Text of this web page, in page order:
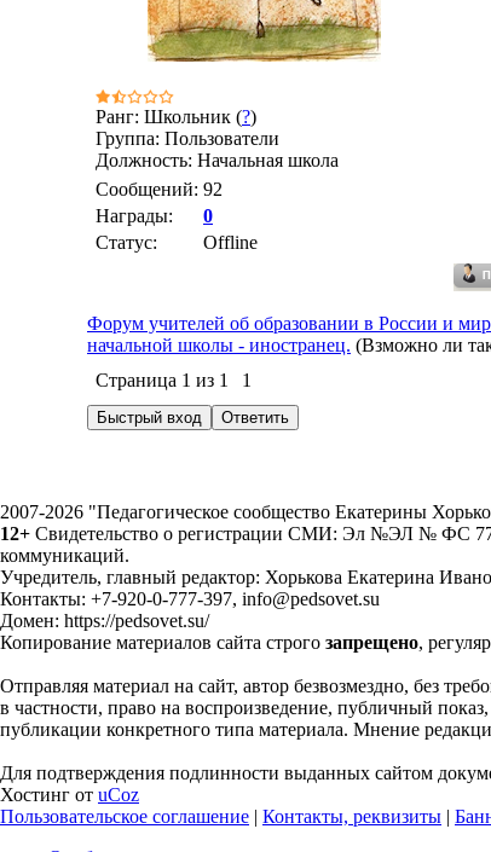
Ранг: Школьник (?)
Группа: Пользователи
Должность: Начальная школа
Сообщений: 92
Награды:
0
Статус:
Offline
Форум учителей об образовании в России и
начальной школы - иностранец. (Взможно ли
Страница 1 из 1
1
2007-2026 "Педагогическое сообщество Екатерины
12+ Свидетельство о регистрации СМИ: Эл №ЭЛ № ФС 77
коммуникаций.
Учредитель, главный редактор: Хорькова Екатерина
Контакты: +7-920-0-777-397, info@pedsovet.su
Домен: https://pedsovet.su/
Копирование материалов сайта строго запрещено,
Отправляя материал на сайт, автор безвозмездно, без
в частности, право на воспроизведение, публичный
публикации конкретного типа материала. Мнение
Для подтверждения подлинности выданных сайтом
Хостинг от uCoz
Пользовательское соглашение | Контакты, реквизиты |